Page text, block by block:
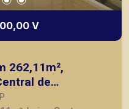
V
262,11m²,
de